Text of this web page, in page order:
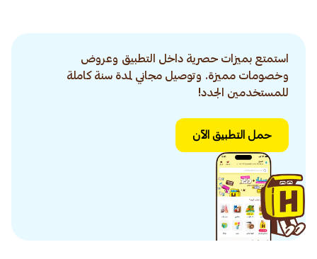
استمتع بميزات حصرية داخل التطبيق وعروض
وخصومات مميزة. وتوصيل مجاني لمدة سنة كاملة
للمستخدمين الجدد!
حمل التطبيق الآن